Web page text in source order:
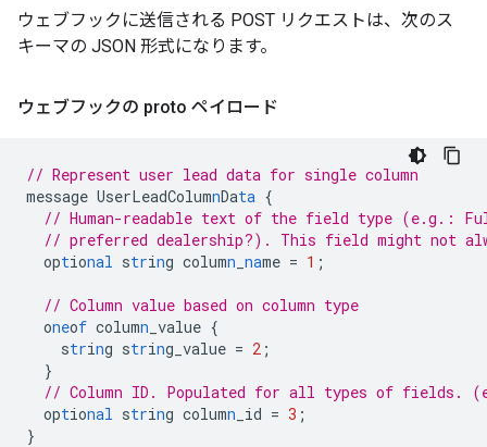
ウェブフックに送信される POST リクエストは、次のス
キーマの JSON 形式になります。
ウェブフックの proto ペイロード
// Represent user lead data for single column
message UserLeadColumnData {
// Human-readable text of the field type (e.g.:
// preferred dealership?). This field might not
optional string column name = 1 ;
// Column value based on column type
oneof column _value {
string string_value = 2 ;
}
// Column ID. Populated for all types of fields.
optional string column _id = 3 ;
}